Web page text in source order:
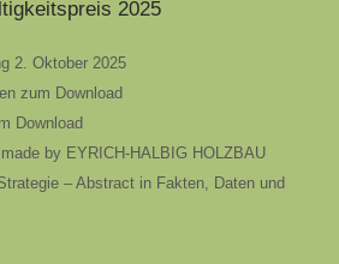
2025
2. Oktober 2025
zum Download
Download
by EYRICH-HALBIG HOLZBAU
– Abstract in Fakten, Daten und